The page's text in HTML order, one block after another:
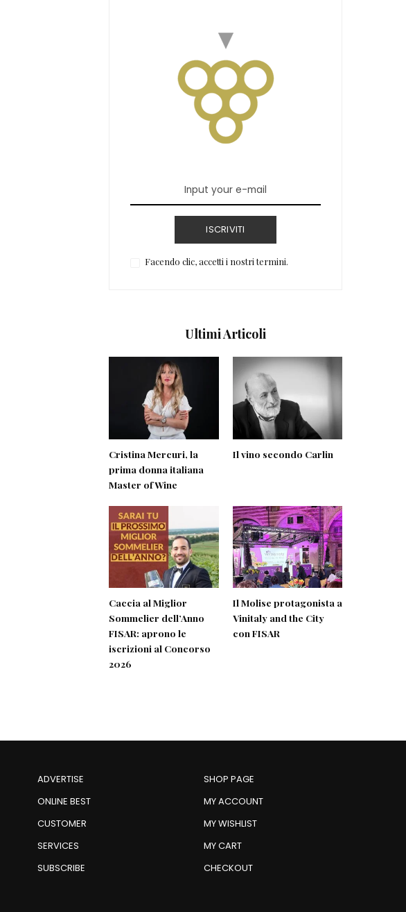
ISCRIVITI
Facendo clic, accetti i nostri termini.
Ultimi Articoli
Cristina Mercuri, la
prima donna italiana
Master of Wine
Il vino secondo Carlin
Caccia al Miglior
Sommelier dell’Anno
FISAR: aprono le
iscrizioni al Concorso
2026
Il Molise protagonista a
Vinitaly and the City
con FISAR
ADVERTISE
ONLINE BEST
CUSTOMER
SERVICES
SUBSCRIBE
SHOP PAGE
MY ACCOUNT
MY WISHLIST
MY CART
CHECKOUT